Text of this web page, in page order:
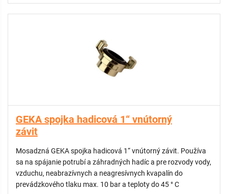
GEKA spojka hadicová 1“ vnútorný
závit
Mosadzná GEKA spojka hadicová 1“ vnútorný závit. Používa
sa na spájanie potrubí a záhradných hadíc a pre rozvody vody,
vzduchu, neabrazívnych a neagresívnych kvapalín do
prevádzkového tlaku max. 10 bar a teploty do 45 ° C